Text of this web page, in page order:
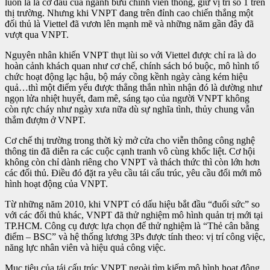
luôn là lá cờ đầu của ngành bưu chính viễn thông, giữ vị trí số 1 trên
thị trường. Nhưng khi VNPT đang trên đỉnh cao chiến thắng một
đối thủ là Viettel đã vươn lên mạnh mẽ và những năm gần đây đã
vượt qua VNPT.
Nguyên nhân khiến VNPT thụt lùi so với Viettel được chỉ ra là do
hoàn cảnh khách quan như cơ chế, chính sách bó buộc, mô hình tổ
chức hoạt động lạc hậu, bộ máy cồng kềnh ngày càng kém hiệu
quả…thì một điểm yếu được thẳng thắn nhìn nhận đó là dường như
ngọn lửa nhiệt huyết, đam mê, sáng tạo của người VNPT không
còn rực cháy như ngày xưa nữa dù sự nghĩa tình, thủy chung vẫn
thắm đượm ở VNPT.
Cơ chế thị trường trong thời kỳ mở cửa cho viễn thông công nghệ
thông tin đã diễn ra các cuộc cạnh tranh vô cùng khốc liệt. Cơ hội
không còn chỉ dành riêng cho VNPT và thách thức thì còn lớn hơn
các đối thủ. Điều đó đặt ra yêu cầu tái cấu trúc, yêu cầu đổi mới mô
hình hoạt động của VNPT.
Từ những năm 2010, khi VNPT có dấu hiệu bắt đầu “đuối sức” so
với các đối thủ khác, VNPT đã thử nghiệm mô hình quản trị mới tại
TP.HCM. Công cụ được lựa chọn để thử nghiệm là “Thẻ cân bằng
điểm – BSC” và hệ thống lương 3Ps được tính theo: vị trí công việc,
năng lực nhân viên và hiệu quả công việc.
Mục tiêu của tái cấu trúc VNPT ngoài tìm kiếm mô hình hoạt động,